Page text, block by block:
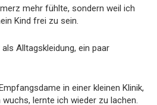
mehr fühlte, sondern weil ich
Kind frei zu sein.
Alltagskleidung, ein paar
in einer kleinen Klinik,
lernte ich wieder zu lachen.